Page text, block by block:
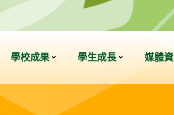
學校成果 學生成長 媒體